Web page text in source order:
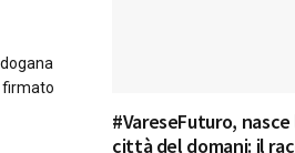
firmato
#VareseFuturo, nasce
città del domani: il